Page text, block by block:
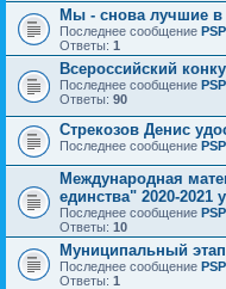
Мы - снова лучшие в
Последнее сообщение PSP
Ответы: 1
Всероссийский
Последнее сообщение PSP
Ответы: 90
Стрекозов Денис
Последнее сообщение PSP
Международная
единства" 2020-2021
Последнее сообщение PSP
Ответы: 10
Муниципальный этап
Последнее сообщение PSP
Ответы: 1